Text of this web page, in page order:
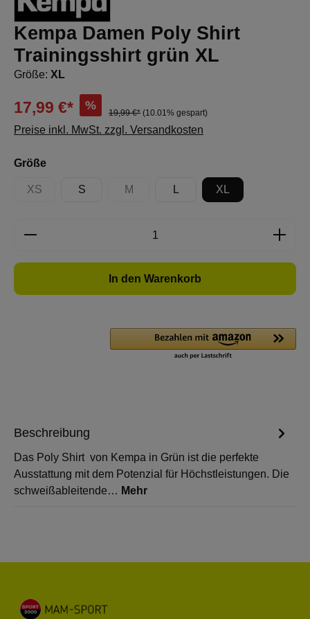
Kempa Damen Poly Shirt
Trainingsshirt grün XL
Größe: XL
17,99 €* %
19,99 €* (10.01% gespart)
Preise inkl. MwSt. zzgl. Versandkosten
Größeauswählen
XS
(Diese Option ist zurzeit nicht verfügbar.)
S M
(Diese Option ist zurzeit nicht verfügbar.)
L XL
Produkt Anzahl: Gib den gewünschten
In den Warenkorb
Beschreibung
Das Poly Shirt von Kempa in Grün ist die perfekte
Ausstattung mit dem Potenzial für Höchstleistungen. Die
schweißableitende… Mehr